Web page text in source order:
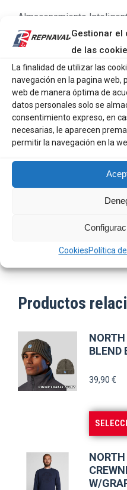
Gestionar el
de las
La finalidad de utilizar las
navegación en la pagina web,
web de manera óptima de
datos personales solo se
consentimiento expreso, en
necesarias, le aparecen
permitir la navegación en la
CookiesPolítica
Almacenamiento
frontal con cremallera
un compartimento interno
delicado.
Calidad Profesional:
tiradores moldeados de
suave y seguro incluso
Ligereza: Con un peso de
organización sin sumar
Ya sea para una
expedición técnica, este
Productos
BLEND
39,90 €
W/